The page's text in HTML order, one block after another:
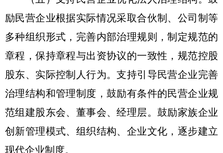
励民营企业根据实际情况采取合伙制、公司制等
多种组织形式，完善内部治理规则，制定规范的
章程，保持章程与出资协议的一致性，规范控股
股东、实际控制人行为。支持引导民营企业完善
治理结构和管理制度，鼓励有条件的民营企业规
范组建股东会、董事会、经理层。鼓励家族企业
创新管理模式、组织结构、企业文化，逐步建立
现代企业制度。